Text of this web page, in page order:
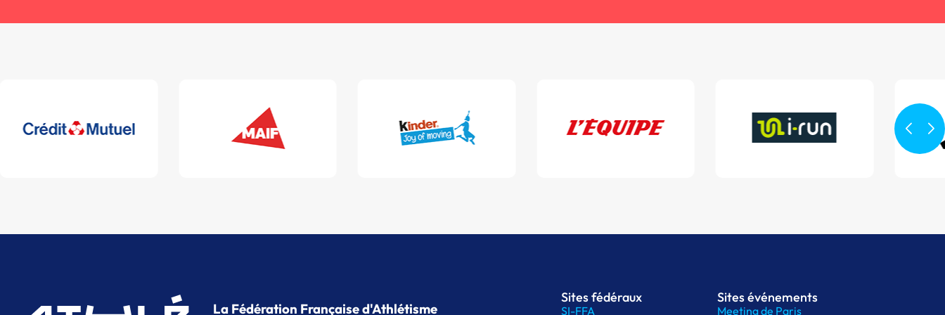
La Fédération Française d'Athlétisme
Sites fédéraux
SI-FFA
Sites événements
Meeting de Paris